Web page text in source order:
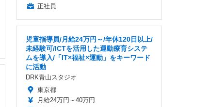
正社員
児童指導員/月給24万円～/年休120日以上/
未経験可/ICTを活用した運動療育システ
ムを導入/「IT×福祉×運動」をキーワード
に活動
DRK青山スタジオ
東京都
月給24万円～40万円